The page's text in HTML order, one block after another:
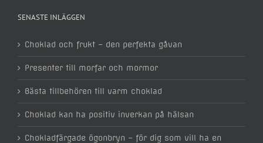
SENASTE INLÄGGEN
Choklad och frukt – den perfekta gåvan
Presenter till morfar och mormor
Bästa tillbehören till varm choklad
Choklad kan ha positiv inverkan på hälsan
Chokladfärgade ögonbryn – för dig som vill ha en